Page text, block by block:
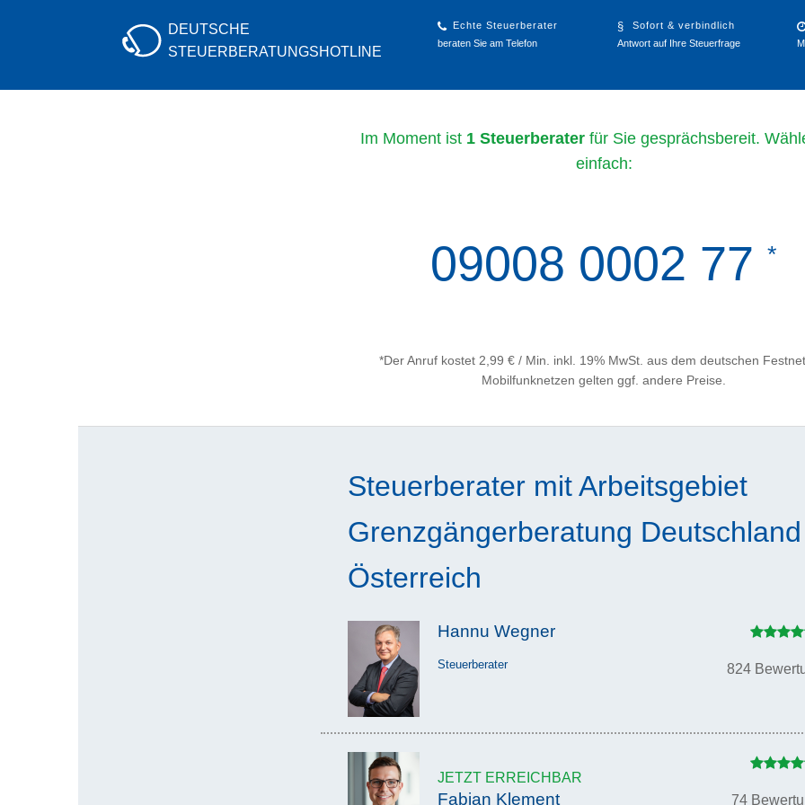
DEUTSCHE
STEUERBERATUNGSHOTLINE
Echte Steuerberater
beraten Sie am Telefon
Sofort & verbindlich
Antwort auf Ihre Steuerfrage
Im Moment ist 1 Steuerberater für Sie gesprächsbereit.
einfach:
09008 0002 77 *
*Der Anruf kostet 2,99 € / Min. inkl. 19% MwSt. aus dem deutschen
Mobilfunknetzen gelten ggf. andere Preise.
Steuerberater mit Arbeitsgebiet
Grenzgängerberatung Deutschland
Österreich
Hannu Wegner
Steuerberater 824
JETZT ERREICHBAR
Fabian Klement 74